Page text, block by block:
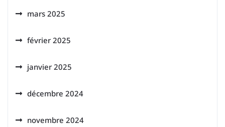
mars 2025
février 2025
janvier 2025
décembre 2024
novembre 2024